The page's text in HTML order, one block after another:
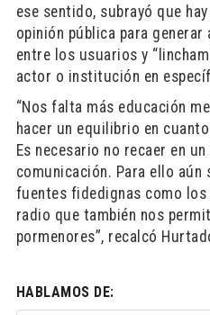
ese sentido, subrayó que
opinión pública para
entre los usuarios y
actor o institución en
“Nos falta más educación
hacer un equilibrio en
Es necesario no recaer en
comunicación. Para ello
fuentes fidedignas como
radio que también nos
pormenores”, recalcó
HABLAMOS DE: